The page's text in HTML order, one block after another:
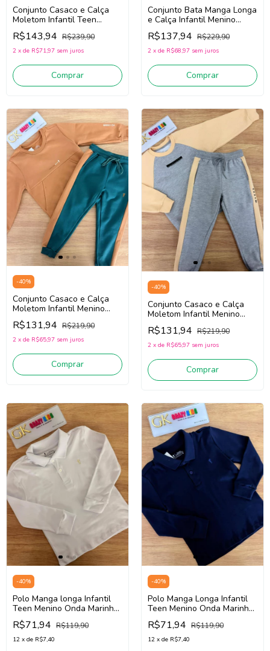
Conjunto Casaco e Calça
Moletom Infantil Teen
Menino Onda Marinha
1261132 (Verde)
R$143,94 R$239,90
2 x de R$71,97 sem juros
Comprar
Conjunto Bata Manga Longa
e Calça Infantil Menino
Onda Marinha 1261057
(Marinho/Verde)
R$137,94 R$229,90
2 x de R$68,97 sem juros
Comprar
-40%
Conjunto Casaco e Calça
Moletom Infantil Menino
Onda Marinha 1261065
(Bege/Verde)
R$131,94 R$219,90
2 x de R$65,97 sem juros
Comprar
-40%
Conjunto Casaco e Calça
Moletom Infantil Menino
Onda Marinha 1261063
(Cinza/Bege Claro)
R$131,94 R$219,90
2 x de R$65,97 sem juros
Comprar
-40%
Polo Manga longa Infantil
Teen Menino Onda Marinha
526102 1 (Branco)
R$71,94 R$119,90
12 x de R$7,40
-40%
Polo Manga Longa Infantil
Teen Menino Onda Marinha
5261021 (Marinho)
R$71,94 R$119,90
12 x de R$7,40